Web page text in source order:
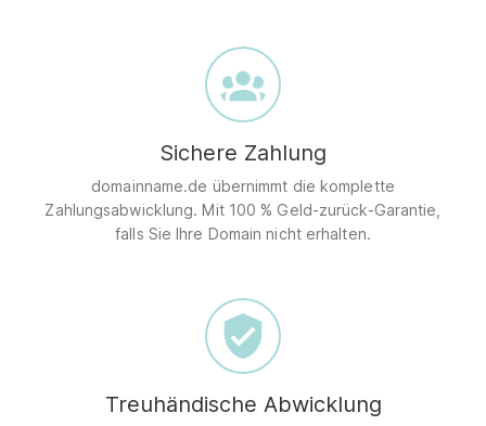
Sichere Zahlung
domainname.de übernimmt die komplette
Zahlungsabwicklung. Mit 100 % Geld-zurück-Garantie,
falls Sie Ihre Domain nicht erhalten.
Treuhändische Abwicklung